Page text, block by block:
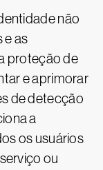
não
e as
proteção de
e aprimorar
de detecção
a
os usuários
ou